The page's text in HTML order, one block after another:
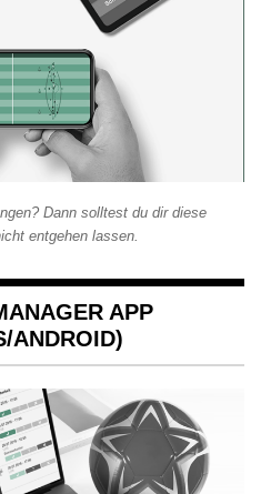
Dann solltest du dir diese
entgehen lassen.
APP
ANDROID)